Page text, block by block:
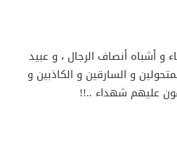
و أشباه أنصاف الرجال ، و عبيد
و السارقين و الكاذبين و
عليهم شهداء ..!!